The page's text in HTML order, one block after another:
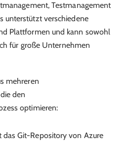
Testmanagement
unterstützt verschiedene
Plattformen und kann sowohl
für große Unternehmen
mehreren
den
optimieren:
das Git-Repository von Azure